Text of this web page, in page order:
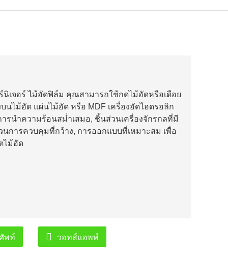
นิเจอร์ ไม้อัดฟิล์ม คุณสามารถใช้กดไม้อัดหรือเดือย
ไม้อัด แผ่นไม้อัด หรือ MDF เครื่องอัดไฮดรอลิก
รนำความร้อนสม่ำเสมอ, ชิ้นส่วนเครื่องจักรกลที่มี
การควบคุมที่กว้าง, การออกแบบที่เหมาะสม เพื่อ
ไม้อัด
พท์ วอทส์แอพพ์